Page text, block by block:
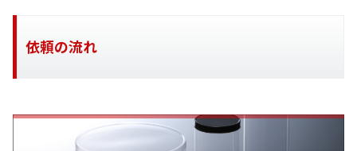
依頼の流れ